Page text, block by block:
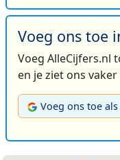
Voeg ons toe
Voeg AlleCijfers.nl
en je ziet ons
Voeg ons toe